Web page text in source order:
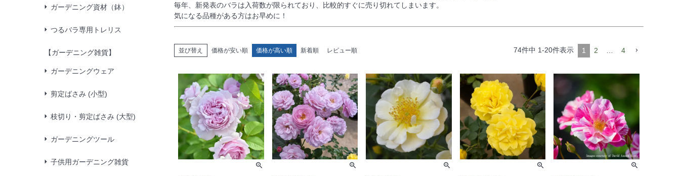
ガーデニング資材（鉢）
つるバラ専用トレリス
【ガーデニング雑貨】
ガーデニングウェア
剪定ばさみ (小型)
枝切り・剪定ばさみ (大型)
ガーデニングツール
子供用ガーデニング雑貨
毎年、新発表のバラは入荷数が限られており、比較的すぐに売り切れてしまいます。
気になる品種がある方はお早めに！
並び替え 価格が安い順 価格が高い順 新着順 レビュー順 74件中 1-20件表示 1 2 4